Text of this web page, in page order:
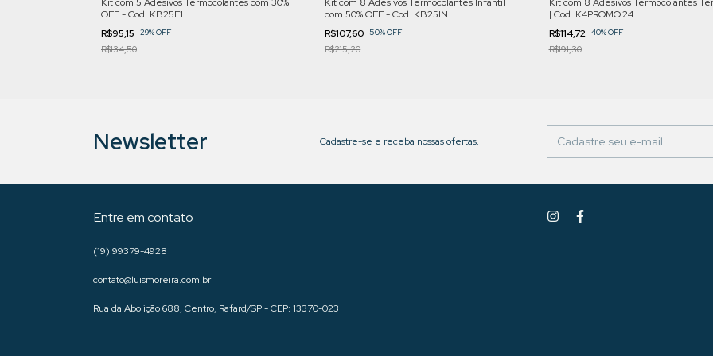
OFF - Cod. KB25F1
R$95,15 -29%OFF
R$134,50
com 50% OFF - Cod. KB25IN
R$107,60-50%OFF
R$215,20
| Cod. K4PROMO.24
R$114,72 -40%OFF
R$191,30
Newsletter Cadastre-se e receba nossas ofertas.
Entre em contato
(19) 99379-4928
contato@luismoreira.com.br
Rua da Abolição 688, Centro, Rafard/SP - CEP: 13370-023